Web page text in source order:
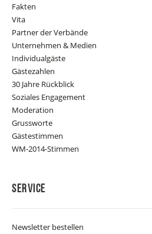
Fakten
Vita
Partner der Verbände
Unternehmen & Medien
Individualgäste
Gästezahlen
30 Jahre Rückblick
Soziales Engagement
Moderation
Grussworte
Gästestimmen
WM-2014-Stimmen
Service
Newsletter bestellen